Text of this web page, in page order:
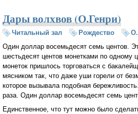
Дары волхвов (О.Генри)
Читальный зал Рождество
Один доллар восемьдесят семь центов.
шестьдесят центов монетками по одному
монеток пришлось торговаться с
мясником так, что даже уши горели от
которое вызывала подобная
раза. Один доллар восемьдесят семь
Единственное, что тут можно было